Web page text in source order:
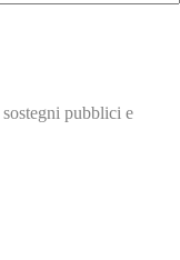
sostegni pubblici e